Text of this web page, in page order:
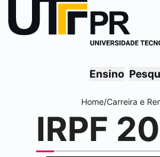
Ensino
Home/Carreira e
IRPF